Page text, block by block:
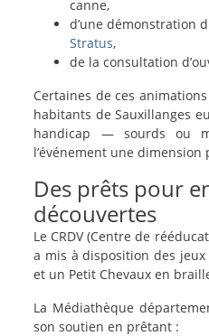
canne,
d’une démonstration
Stratus,
de la consultation
Certaines de ces
habitants de Sauxillanges
handicap — sourds ou
l’événement une dimension
Des prêts pour
découvertes
Le CRDV (Centre de
a mis à disposition des
et un Petit Chevaux en
La Médiathèque
son soutien en prêtant :